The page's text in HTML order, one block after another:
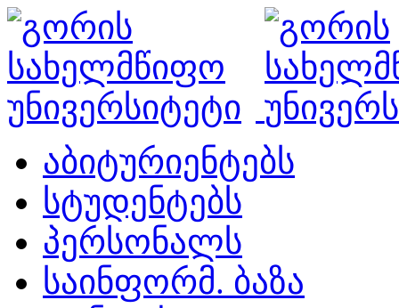
აბიტურიენტებს
სტუდენტებს
პერსონალს
საინფორმ. ბაზა